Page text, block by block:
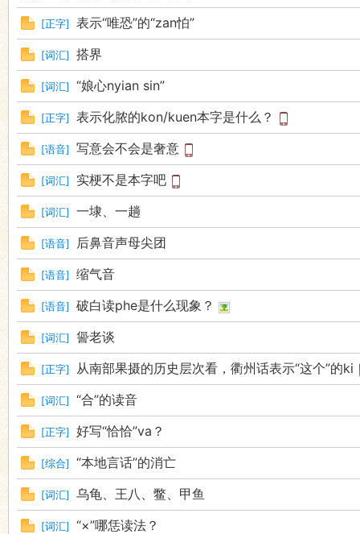
[正字] 表示“唯恐”的“zan怕”
[词汇] 搭界
[词汇] “娘心nyian sin”
[正字] 表示化脓的kon/kuen本字是什么？
[语音] 写意会不会是奢意
[词汇] 实梗不是本字吧
[词汇] 一埭、一趟
[语音] 后鼻音声母尖团
[语音] 缩气音
[语音] 破白读phe是什么现象？
[词汇] 諐老谈
[正字] 从南部果摄的历史层次看，衢州话表示“这个”的ki
[词汇] “合”的读音
[正字] 好写“恰恰”va？
[综合] “本地言话”的消亡
[词汇] 乌龟、王八、鳖、甲鱼
[词汇] “×”哪恁读法？